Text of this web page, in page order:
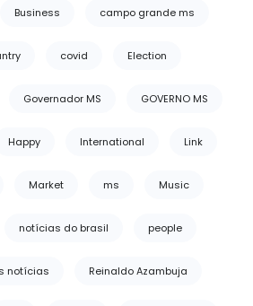
Business campo grande ms
covid Election
Governador MS GOVERNO MS
Happy International Link
Market ms Music
notícias do brasil people
notícias Reinaldo Azambuja